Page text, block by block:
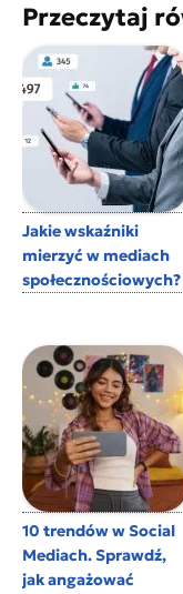
Przeczytaj
Jakie wskaźniki
mierzyć w mediach
społecznościowych?
10 trendów w Social
Mediach. Sprawdź,
jak angażować